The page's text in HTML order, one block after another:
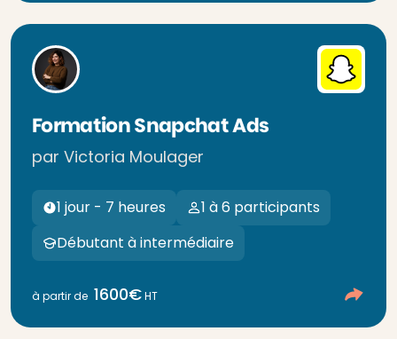
Formation Snapchat Ads
par Victoria Moulager
1 jour - 7 heures
1 à 6 participants
Débutant à intermédiaire
à partir de 1600€HT